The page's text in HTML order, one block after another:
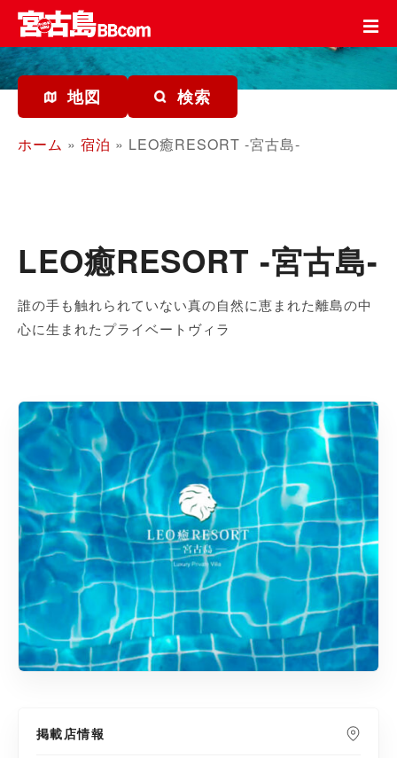
テ
ン
ツ
地図 検索
ホーム » 宿泊 » LEO癒RESORT -宮古島-
LEO癒RESORT -宮古島-
誰の手も触れられていない真の自然に恵まれた離島の中
心に生まれたプライベートヴィラ
掲載店情報